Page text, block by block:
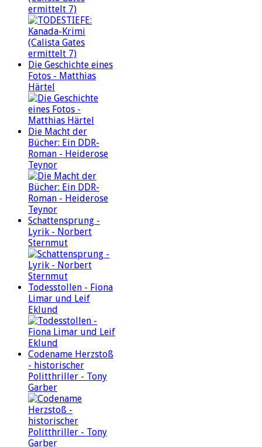
ermittelt 7)
Die Geschichte eines
Fotos - Matthias
Härtel
Die Macht der
Bücher: Ein DDR-
Roman - Heiderose
Teynor
Schattensprung -
Lyrik - Norbert
Sternmut
Todesstollen - Fiona
Limar und Leif
Eklund
Codename Herzstoß
- historischer
Politthriller - Tony
Garber